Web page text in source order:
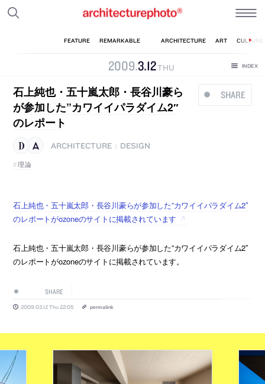
2009.3.12THU
SHARE
石上純也・五十嵐太郎・長谷川豪ら
が参加した”カワイイパラダイム2″
のレポート
ARCHITECTURE
DESIGN
理論
石上純也・五十嵐太郎・長谷川豪らが参加した”カワイイパラダイム2″
のレポートがozoneのサイトに掲載されています
石上純也・五十嵐太郎・長谷川豪らが参加した”カワイイパラダイム2″
のレポートがozoneのサイトに掲載されています。
SHARE
2009.03.12 Thu 22:05 permalink